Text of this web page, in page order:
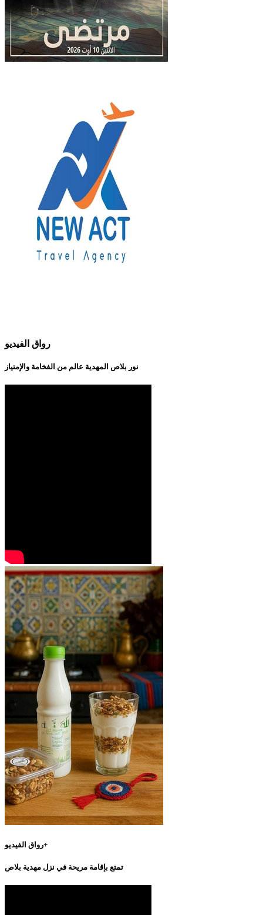
رواق الفيديو
نور بلاص المهدية عالم من الفخامة والإمتياز
رواق الفيديو+
تمتع بإقامة مريحة في نزل مهدية بلاص